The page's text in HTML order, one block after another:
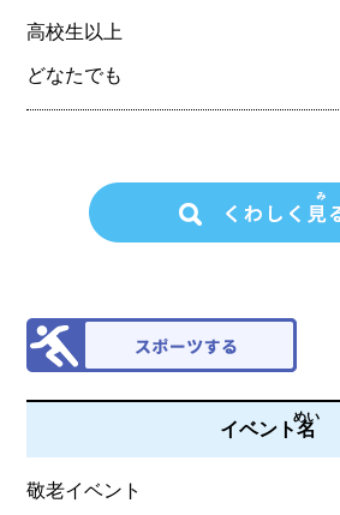
高校生以上
どなたでも
イベント名
めい
敬老イベント